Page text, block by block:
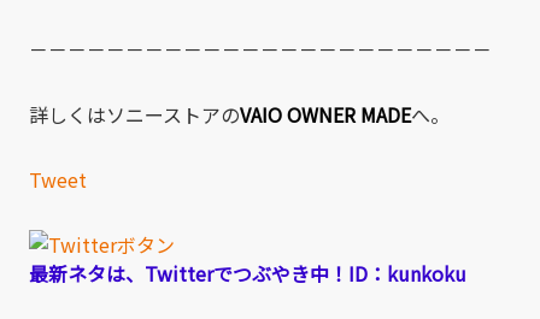
－－－－－－－－－－－－－－－－－－－－－－－－
詳しくはソニーストアのVAIO OWNER MADEへ。
Tweet
最新ネタは、Twitterでつぶやき中！ID：kunkoku